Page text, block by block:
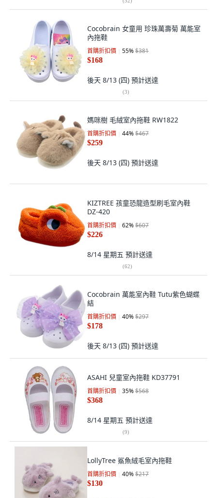
Cocobrain 女童用 珍珠萬壽菊 萬能室
內拖鞋
首購折扣價 55%$381
$168
後天 8/13 (四) 預計送達
(3)
媽咪樹 毛絨室內拖鞋 RW1822
首購折扣價 44%$467
$259
後天 8/13 (四) 預計送達
KIZTREE 孩童恐龍造型刷毛室內鞋
DZ-420
首購折扣價 62%$607
$226
8/14 星期五 預計送達
(62)
Cocobrain 萬能室內鞋 Tutu紫色蝴蝶
結
首購折扣價 40%$297
$178
後天 8/13 (四) 預計送達
ASAHI 兒童室內拖鞋 KD37791
首購折扣價 35%$568
$368
8/14 星期五 預計送達
(9)
LollyTree 鯊魚絨毛室內拖鞋
首購折扣價 40%$217
$130